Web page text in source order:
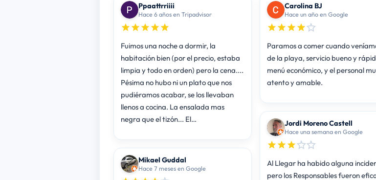
Ppaattrriiii
Hace 6 años en Tripadvisor
Fuimos una noche a dormir, la
habitación bien (por el precio, estaba
limpia y todo en orden) pero la cena....
Pésima no hubo ni un plato que nos
pudiéramos acabar, se los llevaban
llenos a cocina. La ensalada mas
negra que el tizón... El…
Mikael Guddal
Hace 7 meses en Google
Carolina BJ
Hace un año en Google
Paramos a comer cuando
de la playa, servicio bueno y
menú económico, y el personal
atento y amable.
Jordi Moreno Castell
Hace una semana en Google
Al Llegar ha habido alguna
pero los Responsables fueron